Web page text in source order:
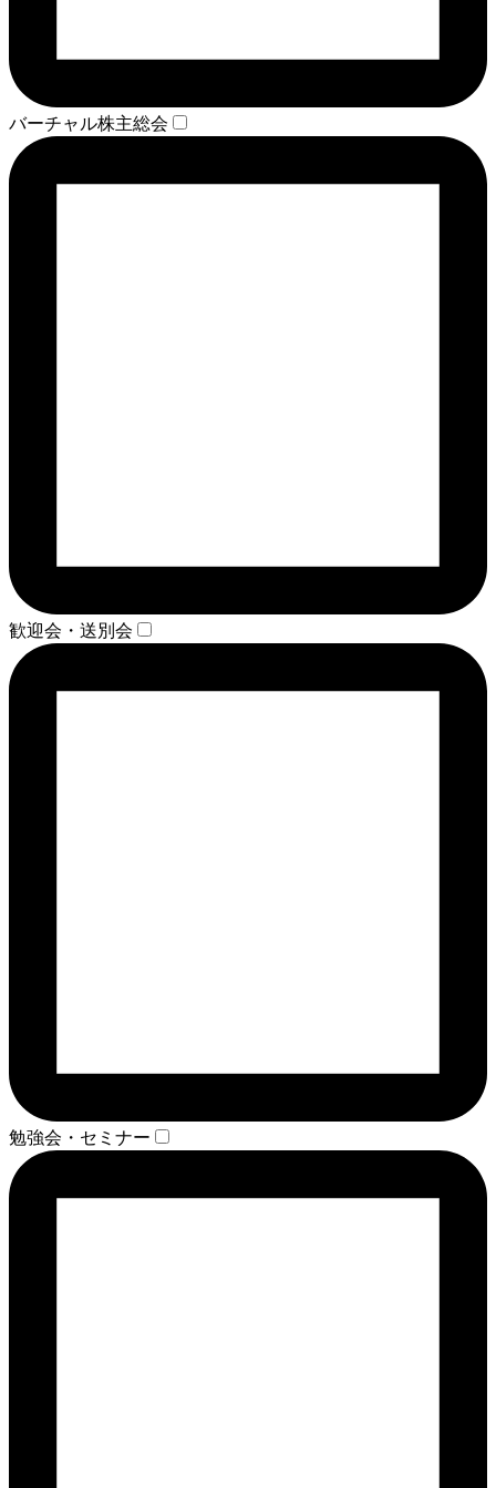
バーチャル株主総会
歓迎会・送別会
勉強会・セミナー